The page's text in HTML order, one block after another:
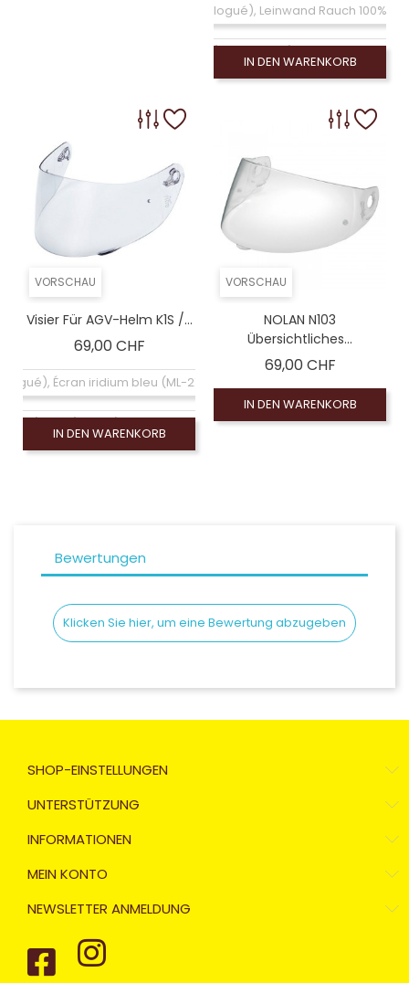
Coloré (non homologué), Leinwand Rauch 100%
Klarer Bildschirm (homologué), Visiére
Coloré (non homologué), Rauchschirm 50%
IN DEN WARENKORB
VORSCHAU
Visier Für AGV-Helm K1S /...
69,00 CHFPreis
Écran iridium bleu (ML-2XL) (non homologué)
M) K5 S (XS-MS), Visiére homologuée (EXE-2206)
Écran iridium or (ML-2XL) (non homologué)
IN DEN WARENKORB
VORSCHAU
NOLAN N103
Übersichtliches...
69,00 CHFPreis
IN DEN WARENKORB
Bewertungen
Klicken Sie hier, um eine Bewertung abzugeben
SHOP-EINSTELLUNGEN
UNTERSTÜTZUNG
INFORMATIONEN
MEIN KONTO
NEWSLETTER ANMELDUNG